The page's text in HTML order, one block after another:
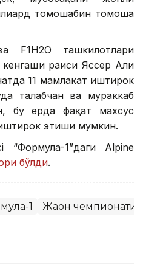
томошабин томоша
F1H2O ташкилотлари
раиси Яссер Али
11 мамлакат иштирок
талабчан ва мураккаб
бу ерда фақат махсус
этиши мумкин.
“Формула-1”даги Alpine
бўлди.
1 Жаҳон чемпионати